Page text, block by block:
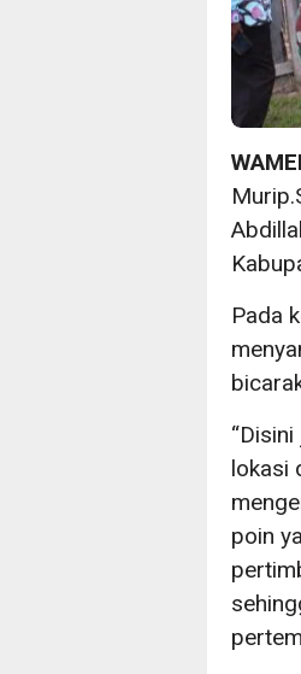
Pada
lokasi
poin